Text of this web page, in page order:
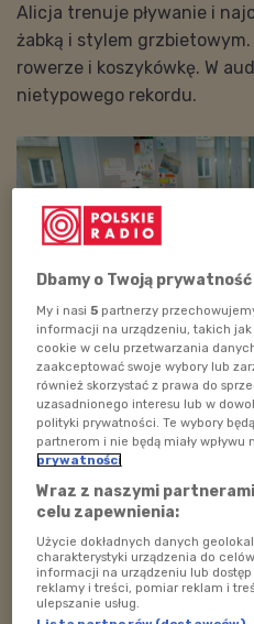
Alicja trenuje pływanie i
żabką i stylem
rowerze i koszykówkę. W
nietypowego rekordu.
Pasja do sportu tematem audycji
Dzieci z pasją
które są dla nich okazją do
dużo radości oraz
swoich lekcjach
wyobrażeniach o idealnych
Dbamy o Twoją prywatność
My i nasi5 partnerzy
informacji na urządzeniu, takich
cookie w celu przetwarzania
zaakceptować swoje wybory lub
również skorzystać z prawa do
uzasadnionego interesu lub w
polityki prywatności. Te wybory
partnerom i nie będą miały wpływu
prywatności
Wraz z naszymi
celu zapewnienia:
Użycie dokładnych danych
charakterystyki urządzenia do
informacji na urządzeniu lub
reklamy i treści, pomiar reklam i
ulepszanie usług.